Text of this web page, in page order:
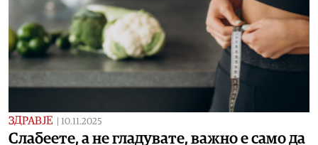
ЗДРАВЈЕ 10.11.2025
Слабеете, а не гладувате, важно е само да